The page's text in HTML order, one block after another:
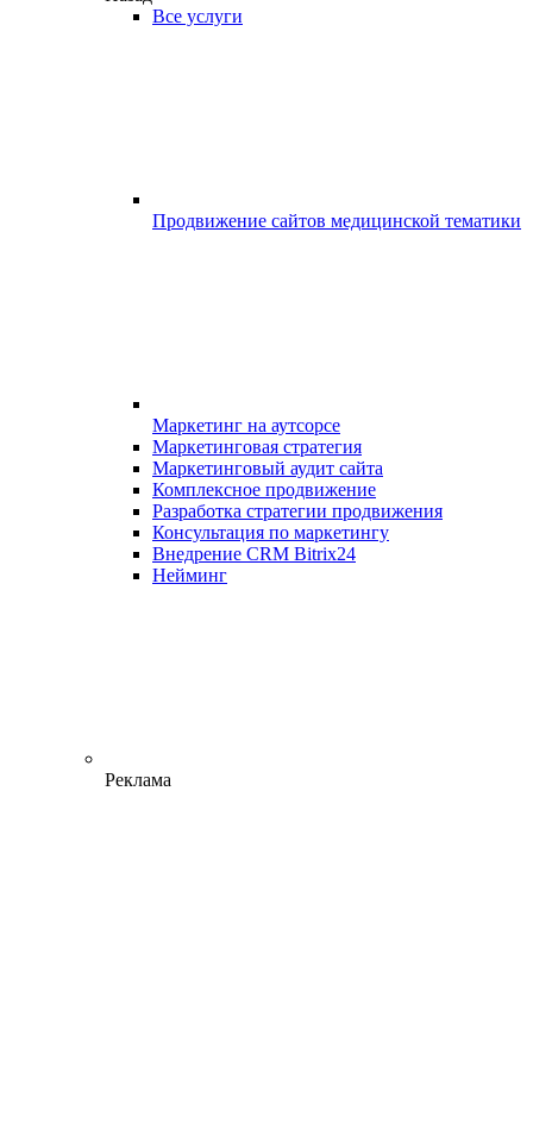
Все услуги
Продвижение сайтов медицинской тематики
Маркетинг на аутсорсе
Маркетинговая стратегия
Маркетинговый аудит сайта
Комплексное продвижение
Разработка стратегии продвижения
Консультация по маркетингу
Внедрение CRM Bitrix24
Нейминг
Реклама